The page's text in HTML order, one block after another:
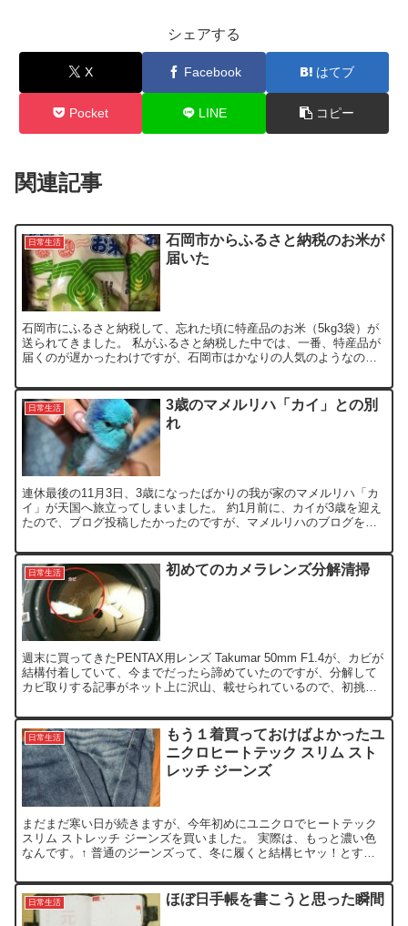
シェアする
X Facebook はてブ
Pocket LINE コピー
関連記事
日常生活
石岡市からふるさと納税のお米が
届いた
石岡市にふるさと納税して、忘れた頃に特産品のお米（5kg3袋）が
送られてきました。 私がふるさと納税した中では、一番、特産品が
届くのが遅かったわけですが、石岡市はかなりの人気のようなの
日常生活
3歳のマメルリハ「カイ」との別
れ
連休最後の11月3日、3歳になったばかりの我が家のマメルリハ「カ
イ」が天国へ旅立ってしまいました。 約1月前に、カイが3歳を迎え
たので、ブログ投稿したかったのですが、マメルリハのブログを書
日常生活 初めてのカメラレンズ分解清掃
週末に買ってきたPENTAX用レンズ Takumar 50mm F1.4が、カビが
結構付着していて、今までだったら諦めていたのですが、分解して
カビ取りする記事がネット上に沢山、載せられているので、初挑戦
日常生活
もう１着買っておけばよかったユ
ニクロヒートテック スリム スト
レッチ ジーンズ
まだまだ寒い日が続きますが、今年初めにユニクロでヒートテック
スリム ストレッチ ジーンズを買いました。 実際は、もっと濃い色
なんです。↑ 普通のジーンズって、冬に履くと結構ヒヤッ！とする
日常生活 ほぼ日手帳を書こうと思った瞬間